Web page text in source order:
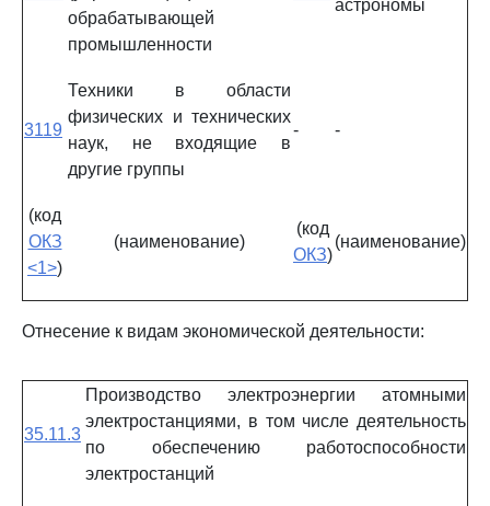
обрабатывающей
промышленности
астрономы
3119
Техники в области
физических и технических
наук, не входящие в
другие группы
- -
(код
ОКЗ
<1>)
(наименование)
(код
ОКЗ)
(наименование)
Отнесение к видам экономической деятельности:
35.11.3
Производство электроэнергии атомными
электростанциями, в том числе деятельность
по обеспечению работоспособности
электростанций